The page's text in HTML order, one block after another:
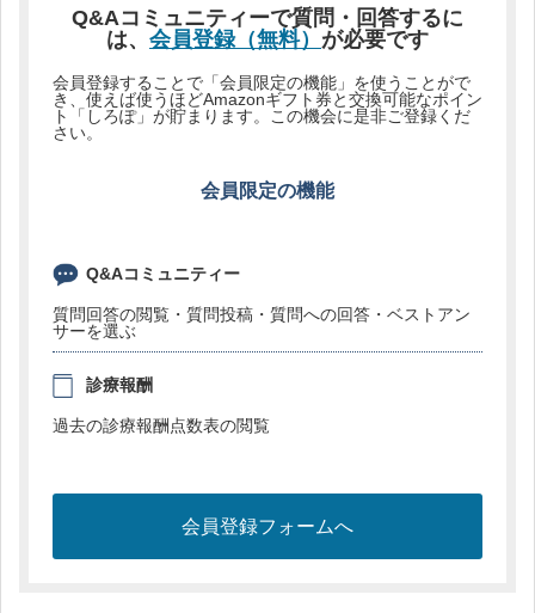
Q&Aコミュニティーで質問・回答するに
は、 会員登録（無料） が必要です
会員登録することで「会員限定の機能」を使うことがで
き、使えば使うほどAmazonギフト券と交換可能なポイン
ト「しろぽ」が貯まります。この機会に是非ご登録くだ
さい。
会員限定の機能
Q&Aコミュニティー
質問回答の閲覧・質問投稿・質問への回答・ベストアン
サーを選ぶ
診療報酬
過去の診療報酬点数表の閲覧
会員登録フォームへ